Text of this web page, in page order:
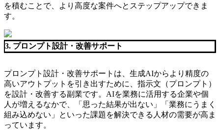
を積むことで、より高度な案件へとステップアップできま
す。
3. プロンプト設計・改善サポート
プロンプト設計・改善サポートは、生成AIからより精度の
高いアウトプットを引き出すために、指示文（プロンプト）
を設計・改善する副業です。AIを業務に活用する企業や個
人が増えるなかで、「思った結果が出ない」「業務にうまく
組み込めない」といった課題を解決できる人材の需要が高ま
っています。